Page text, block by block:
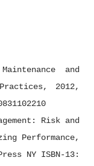
and
2012,
Risk and
Performance,
NY ISBN-13: